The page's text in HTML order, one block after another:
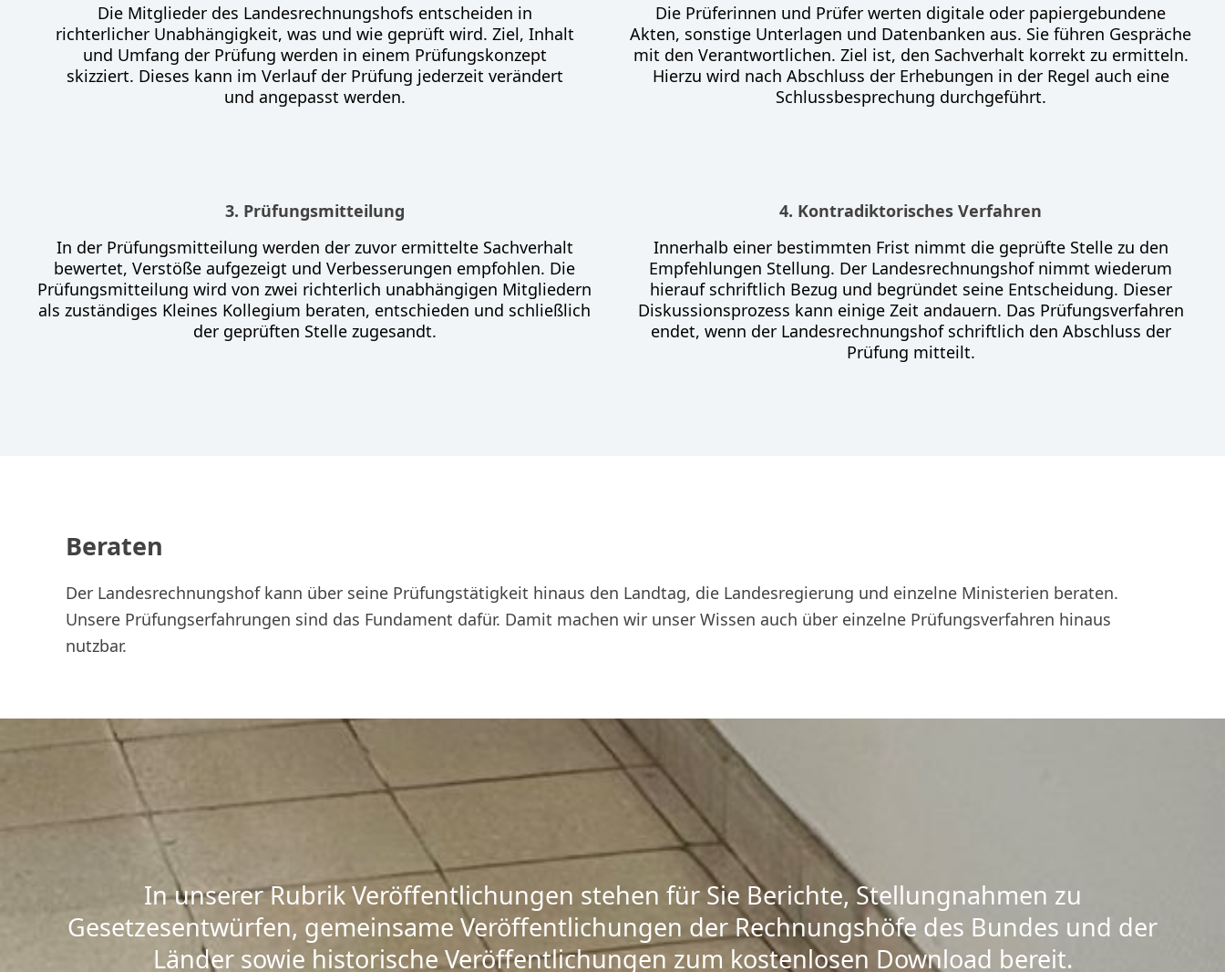
Die Mitglieder des Landesrechnungshofs entscheiden in
richterlicher Unabhängigkeit, was und wie geprüft wird. Ziel, Inhalt
und Umfang der Prüfung werden in einem Prüfungskonzept
skizziert. Dieses kann im Verlauf der Prüfung jederzeit verändert
und angepasst werden.
Die Prüferinnen und Prüfer werten digitale oder papiergebundene
Akten, sonstige Unterlagen und Datenbanken aus. Sie führen Gespräche
mit den Verantwortlichen. Ziel ist, den Sachverhalt korrekt zu ermitteln.
Hierzu wird nach Abschluss der Erhebungen in der Regel auch eine
Schlussbesprechung durchgeführt.
3. Prüfungsmitteilung
In der Prüfungsmitteilung werden der zuvor ermittelte Sachverhalt
bewertet, Verstöße aufgezeigt und Verbesserungen empfohlen. Die
Prüfungsmitteilung wird von zwei richterlich unabhängigen Mitgliedern
als zuständiges Kleines Kollegium beraten, entschieden und schließlich
der geprüften Stelle zugesandt.
4. Kontradiktorisches Verfahren
Innerhalb einer bestimmten Frist nimmt die geprüfte Stelle zu den
Empfehlungen Stellung. Der Landesrechnungshof nimmt wiederum
hierauf schriftlich Bezug und begründet seine Entscheidung. Dieser
Diskussionsprozess kann einige Zeit andauern. Das Prüfungsverfahren
endet, wenn der Landesrechnungshof schriftlich den Abschluss der
Prüfung mitteilt.
Beraten
Der Landesrechnungshof kann über seine Prüfungstätigkeit hinaus den Landtag, die Landesregierung und einzelne Ministerien beraten.
Unsere Prüfungserfahrungen sind das Fundament dafür. Damit machen wir unser Wissen auch über einzelne Prüfungsverfahren hinaus
nutzbar.
In unserer Rubrik Veröffentlichungen stehen für Sie Berichte, Stellungnahmen zu
Gesetzesentwürfen, gemeinsame Veröffentlichungen der Rechnungshöfe des Bundes und der
Länder sowie historische Veröffentlichungen zum kostenlosen Download bereit.